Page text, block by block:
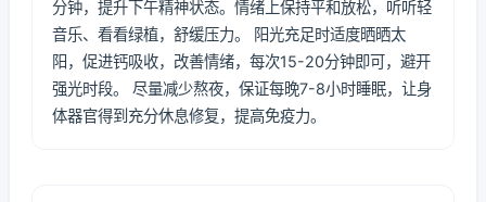
分钟，提升下午精神状态。情绪上保持平和放松，听听轻
音乐、看看绿植，舒缓压力。 阳光充足时适度晒晒太
阳，促进钙吸收，改善情绪，每次15-20分钟即可，避开
强光时段。 尽量减少熬夜，保证每晚7-8小时睡眠，让身
体器官得到充分休息修复，提高免疫力。